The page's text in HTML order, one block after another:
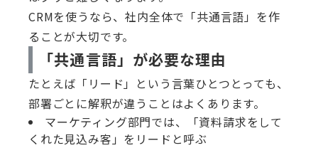
CRMを使うなら、社内全体で「共通言語」を作
ることが大切です。
「共通言語」が必要な理由
たとえば「リード」という言葉ひとつとっても、
部署ごとに解釈が違うことはよくあります。
マーケティング部門では、「資料請求をして
くれた見込み客」をリードと呼ぶ